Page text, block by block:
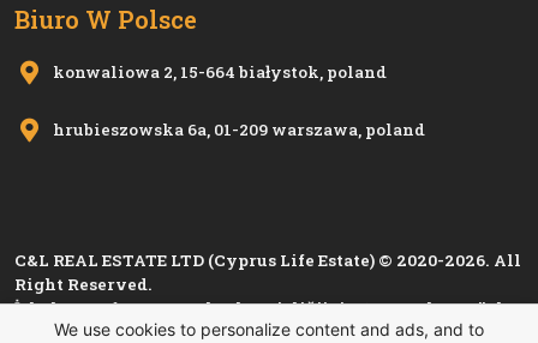
Biuro W Polsce
konwaliowa 2, 15-664 białystok, poland
hrubieszowska 6a, 01-209 warszawa, poland
C&L REAL ESTATE LTD (Cyprus Life Estate) © 2020-2026. All
Right Reserved.
İskele Esnaf ve Zanaatkarlar Birliği'nin 1280, Kıbrıs Türk
Esnaf ve Zanaatkarlar Odası'nın i 1501sicil numarası ile
We use cookies to personalize content and ads, and to